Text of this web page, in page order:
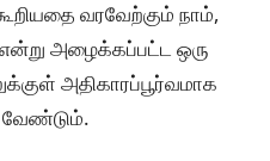
வரவேற்கும் நாம்,
அழைக்கப்பட்ட ஒரு
அதிகாரப்பூர்வமாக
வேண்டும்.